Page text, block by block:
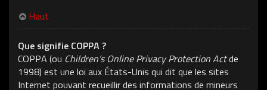
Haut
Que signifie COPPA ?
COPPA (ou Children’s Online Privacy Protection Actde
1998) est une loi aux États-Unis qui dit que les sites
Internet pouvant recueillir des informations de mineurs